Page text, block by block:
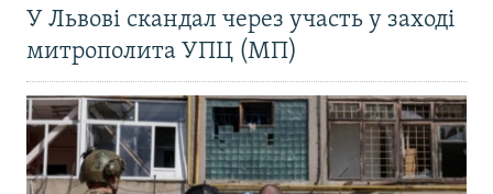
У Львові скандал через участь у заході
митрополита УПЦ (МП)